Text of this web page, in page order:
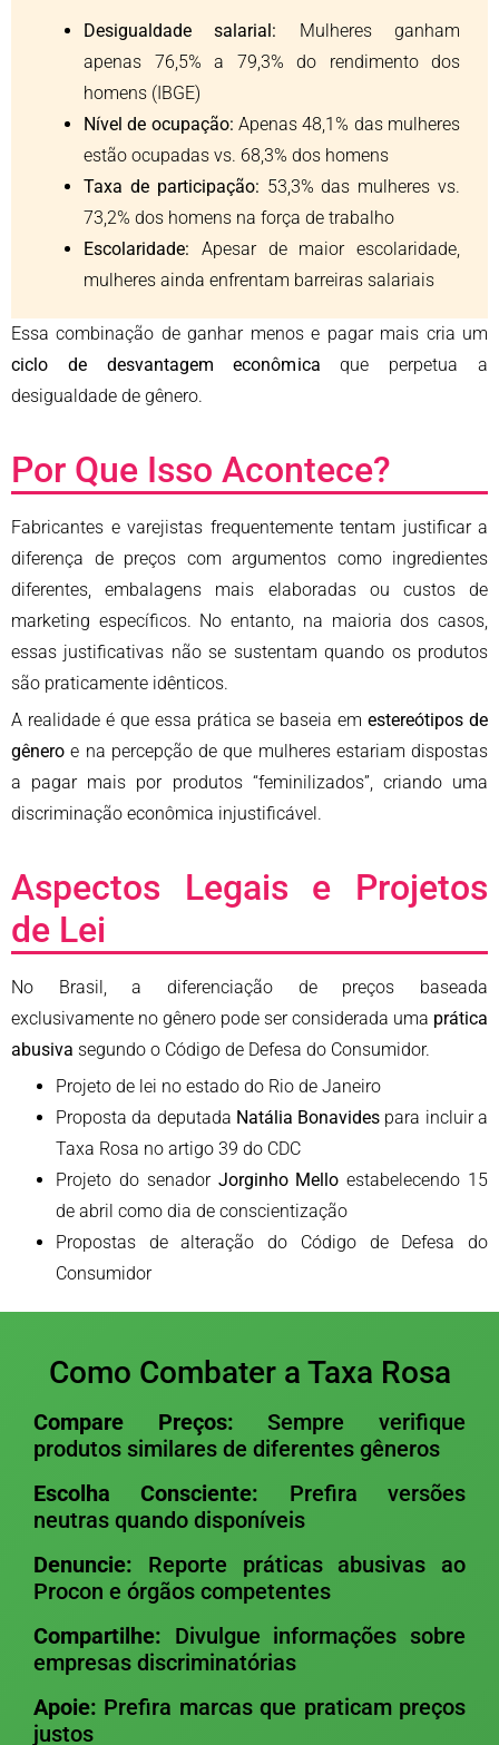
Desigualdade salarial: Mulheres ganham
apenas 76,5% a 79,3% do rendimento dos
homens (IBGE)
Nível de ocupação: Apenas 48,1% das mulheres
estão ocupadas vs. 68,3% dos homens
Taxa de participação: 53,3% das mulheres vs.
73,2% dos homens na força de trabalho
Escolaridade: Apesar de maior escolaridade,
mulheres ainda enfrentam barreiras salariais
Essa combinação de ganhar menos e pagar mais cria um
ciclo de desvantagem econômica que perpetua a
desigualdade de gênero.
Por Que Isso Acontece?
Fabricantes e varejistas frequentemente tentam justificar a
diferença de preços com argumentos como ingredientes
diferentes, embalagens mais elaboradas ou custos de
marketing específicos. No entanto, na maioria dos casos,
essas justificativas não se sustentam quando os produtos
são praticamente idênticos.
A realidade é que essa prática se baseia emestereótipos de
gênero e na percepção de que mulheres estariam dispostas
a pagar mais por produtos “feminilizados”, criando uma
discriminação econômica injustificável.
Aspectos Legais e Projetos
de Lei
No Brasil, a diferenciação de preços baseada
exclusivamente no gênero pode ser considerada uma prática
abusiva segundo o Código de Defesa do Consumidor.
Projeto de lei no estado do Rio de Janeiro
Proposta da deputada Natália Bonavides para incluir a
Taxa Rosa no artigo 39 do CDC
Projeto do senador Jorginho Mello estabelecendo 15
de abril como dia de conscientização
Propostas de alteração do Código de Defesa do
Consumidor
Como Combater a Taxa Rosa
Compare Preços: Sempre verifique
produtos similares de diferentes gêneros
Escolha Consciente: Prefira versões
neutras quando disponíveis
Denuncie: Reporte práticas abusivas ao
Procon e órgãos competentes
Compartilhe: Divulgue informações sobre
empresas discriminatórias
Apoie: Prefira marcas que praticam preços
justos